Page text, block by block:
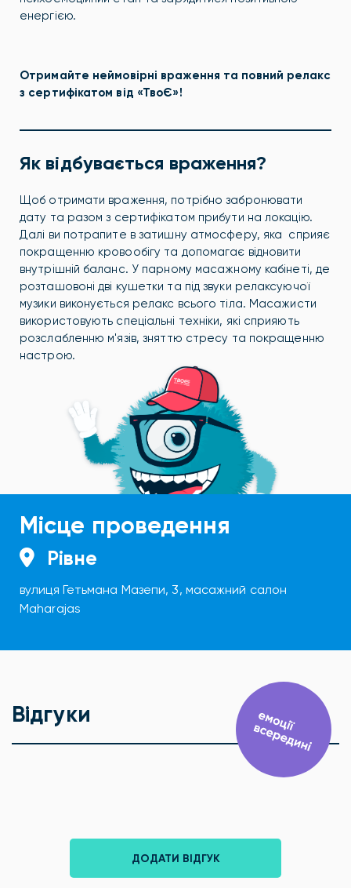
енергією.
Отримайте неймовірні враження та повний релакс
з сертифікатом від «ТвоЄ»!
Як відбувається враження?
Щоб отримати враження, потрібно забронювати
дату та разом з сертифікатом прибути на локацію.
Далі ви потрапите в затишну атмосферу, яка сприяє
покращенню кровообігу та допомагає відновити
внутрішній баланс. У парному масажному кабінеті, де
розташовоні дві кушетки та під звуки релаксуючої
музики виконується релакс всього тіла. Масажисти
використовують спеціальні техніки, які сприяють
розслабленню м'язів, зняттю стресу та покращенню
настрою.
Місце проведення
Рівне
вулиця Гетьмана Мазепи, 3, масажний салон
Maharajas
Відгуки
ДОДАТИ ВІДГУК